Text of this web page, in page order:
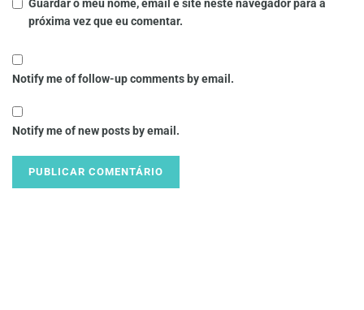
Guardar o meu nome, email e site neste navegador para a
próxima vez que eu comentar.
Notify me of follow-up comments by email.
Notify me of new posts by email.